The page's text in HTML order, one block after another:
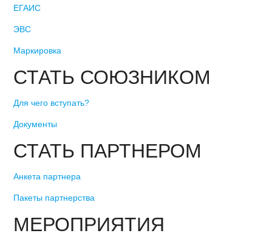
ЕГАИС
ЭВС
Маркировка
СТАТЬ СОЮЗНИКОМ
Для чего вступать?
Документы
СТАТЬ ПАРТНЕРОМ
Анкета партнера
Пакеты партнерства
МЕРОПРИЯТИЯ